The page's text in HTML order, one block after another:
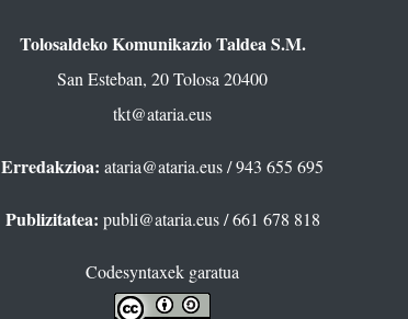
Tolosaldeko Komunikazio Taldea S.M.
San Esteban, 20 Tolosa 20400
tkt@ataria.eus
Erredakzioa: ataria@ataria.eus/ 943 655 695
Publizitatea: publi@ataria.eus/ 661 678 818
Codesyntaxek garatua